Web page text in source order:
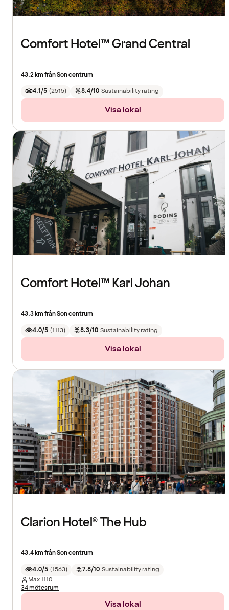
Comfort Hotel™ Grand Central
43.2 km från Son centrum
4.1/5 (2515) 8.4/10 Sustainability rating
Visa lokal
Comfort Hotel™ Karl Johan
43.3 km från Son centrum
4.0/5 (1113) 8.3/10 Sustainability rating
Visa lokal
Clarion Hotel® The Hub
43.4 km från Son centrum
4.0/5 (1563) 7.8/10 Sustainability rating
Max1110
34 mötesrum
Visa lokal